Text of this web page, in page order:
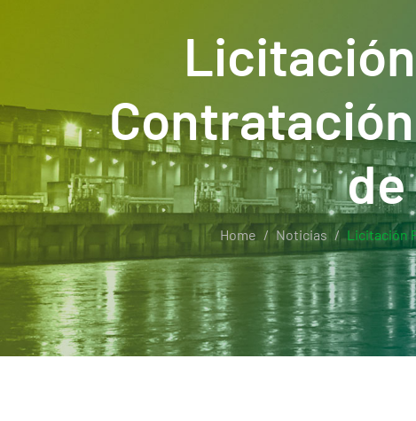
Licitación
Home Noticias Licitación